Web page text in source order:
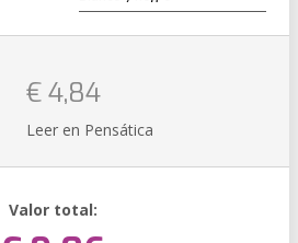
€ 4,84
Leer en Pensática
Valor total: